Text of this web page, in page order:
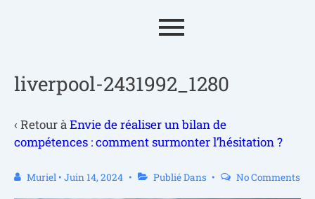
liverpool-2431992_1280
‹ Retour àEnvie de réaliser un bilan de
compétences : comment surmonter l’hésitation ?
Muriel • Juin 14, 2024 Publié Dans No Comments